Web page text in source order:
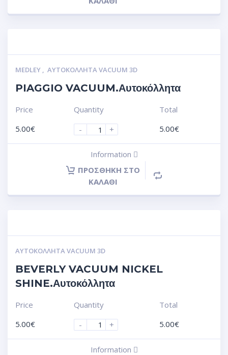
MEDLEY , ΑΥΤΟΚΌΛΛΗΤΑ VACUUM 3D
PIAGGIO VACUUM.Αυτοκόλλητα
Price
5.00€
Quantity
-
+
Total
5.00€
Information
ΠΡΟΣΘΉΚΗ ΣΤΟ
ΚΑΛΆΘΙ
ΑΥΤΟΚΌΛΛΗΤΑ VACUUM 3D
BEVERLY VACUUM NICKEL
SHINE.Αυτοκόλλητα
Price
5.00€
Quantity
-
+
Total
5.00€
Information